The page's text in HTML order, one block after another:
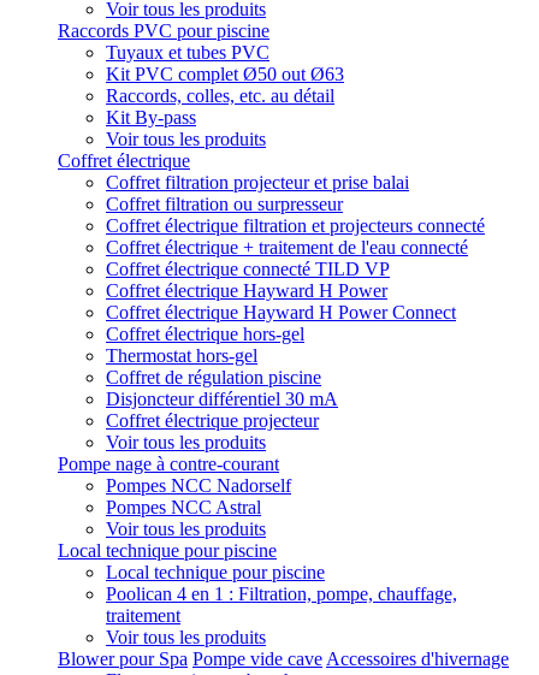
Voir tous les produits
Raccords PVC pour piscine
Tuyaux et tubes PVC
Kit PVC complet Ø50 out Ø63
Raccords, colles, etc. au détail
Kit By-pass
Voir tous les produits
Coffret électrique
Coffret filtration projecteur et prise balai
Coffret filtration ou surpresseur
Coffret électrique filtration et projecteurs connecté
Coffret électrique + traitement de l'eau connecté
Coffret électrique connecté TILD VP
Coffret électrique Hayward H Power
Coffret électrique Hayward H Power Connect
Coffret électrique hors-gel
Thermostat hors-gel
Coffret de régulation piscine
Disjoncteur différentiel 30 mA
Coffret électrique projecteur
Voir tous les produits
Pompe nage à contre-courant
Pompes NCC Nadorself
Pompes NCC Astral
Voir tous les produits
Local technique pour piscine
Local technique pour piscine
Poolican 4 en 1 : Filtration, pompe, chauffage,
traitement
Voir tous les produits
Blower pour Spa Pompe vide cave Accessoires d'hivernage